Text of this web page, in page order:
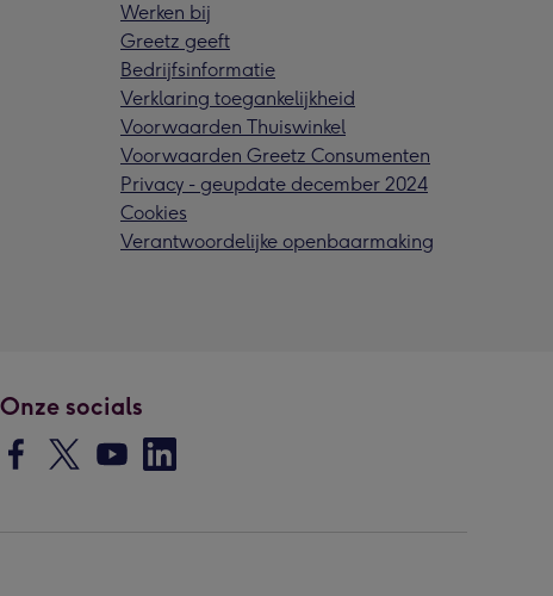
Werken bij
Greetz geeft
Bedrijfsinformatie
Verklaring toegankelijkheid
Voorwaarden Thuiswinkel
Voorwaarden Greetz Consumenten
Privacy - geupdate december 2024
Cookies
Verantwoordelijke openbaarmaking
Onze socials